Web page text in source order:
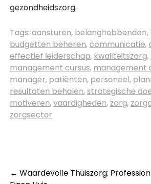
gezondheidszorg.
Tags: aansturen, belanghebbenden,
budgetten beheren,communicatie,
effectief leiderschap, kwaliteitszorg,
management cursus, management
manager, patiënten, personeel,
resultaten behalen,strategische
motiveren,vaardigheden, zorg,
zorgsector
Post
← Waardevolle Thuiszorg: